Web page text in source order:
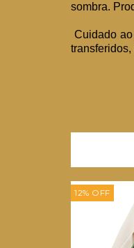
sombra.
Cuidado
12% OFF